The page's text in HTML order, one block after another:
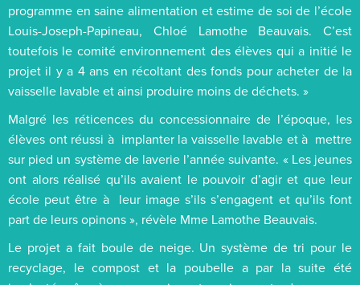
programme en saine alimentation et estime de soi de l’école
Louis-Joseph-Papineau, Chloé Lamothe Beauvais. C’est
toutefois le comité environnement des élèves qui a initié le
projet il y a 4 ans en récoltant des fonds pour acheter de la
vaisselle lavable et ainsi produire moins de déchets. »
Malgré les réticences du concessionnaire de l’époque, les
élèves ont réussi à implanter la vaisselle lavable et à mettre
sur pied un système de laverie l’année suivante. « Les jeunes
ont alors réalisé qu’ils avaient le pouvoir d’agir et que leur
école peut être à leur image s’ils s’engagent et qu’ils font
part de leurs opinons », révèle Mme Lamothe Beauvais.
Le projet a fait boule de neige. Un système de tri pour le
recyclage, le compost et la poubelle a par la suite été